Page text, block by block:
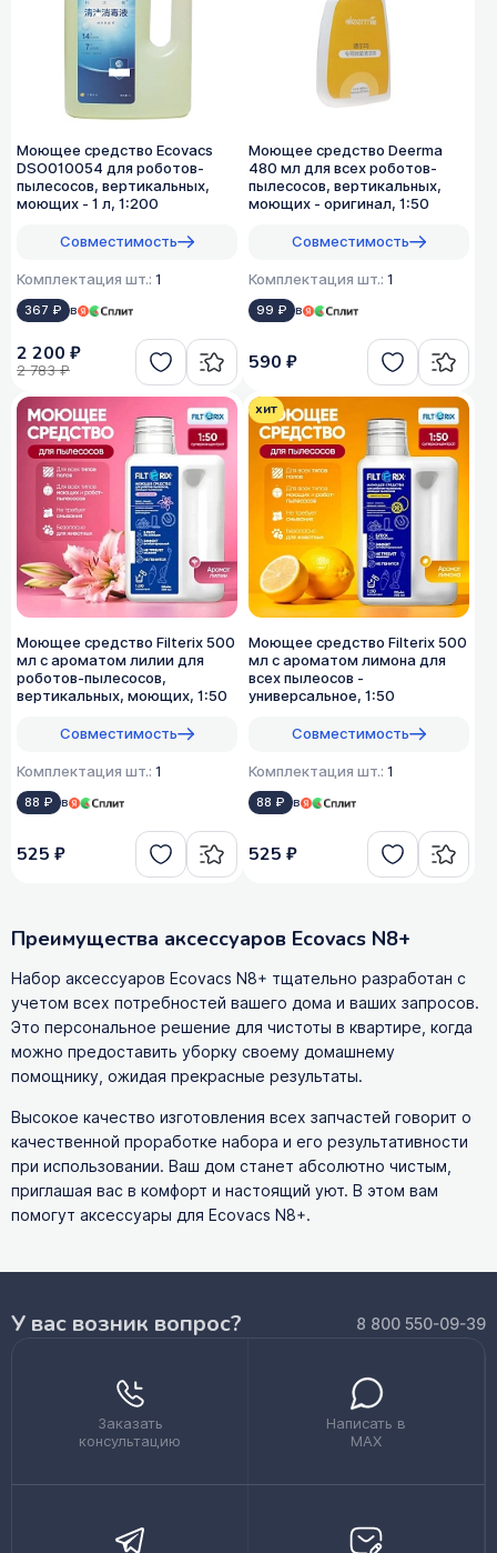
Моющее средство Ecovacs
DSO010054 для роботов-
пылесосов, вертикальных,
моющих - 1 л, 1:200
Совместимость
Комплектация шт.: 1
367 ₽ в
2 200 ₽
2 783 ₽
Моющее средство Deerma
480 мл для всех роботов-
пылесосов, вертикальных,
моющих - оригинал, 1:50
Совместимость
Комплектация шт.: 1
99 ₽ в
590 ₽
Моющее средство Filterix 500
мл с ароматом лилии для
роботов-пылесосов,
вертикальных, моющих, 1:50
Совместимость
Комплектация шт.: 1
88 ₽ в
525 ₽
Моющее средство Filterix 500
мл с ароматом лимона для
всех пылеосов -
универсальное, 1:50
Совместимость
Комплектация шт.: 1
88 ₽ в
хит
525 ₽
Преимущества аксессуаров Ecovacs N8+
Набор аксессуаров Ecovacs N8+ тщательно разработан с
учетом всех потребностей вашего дома и ваших запросов.
Это персональное решение для чистоты в квартире, когда
можно предоставить уборку своему домашнему
помощнику, ожидая прекрасные результаты.
Высокое качество изготовления всех запчастей говорит о
качественной проработке набора и его результативности
при использовании. Ваш дом станет абсолютно чистым,
приглашая вас в комфорт и настоящий уют. В этом вам
помогут аксессуары для Ecovacs N8+.
У вас возник вопрос? 8 800 550-09-39
Заказать
консультацию
Написать в
MAX